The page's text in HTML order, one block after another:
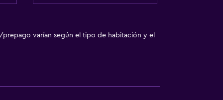
prepago varían según el tipo de habitación y el